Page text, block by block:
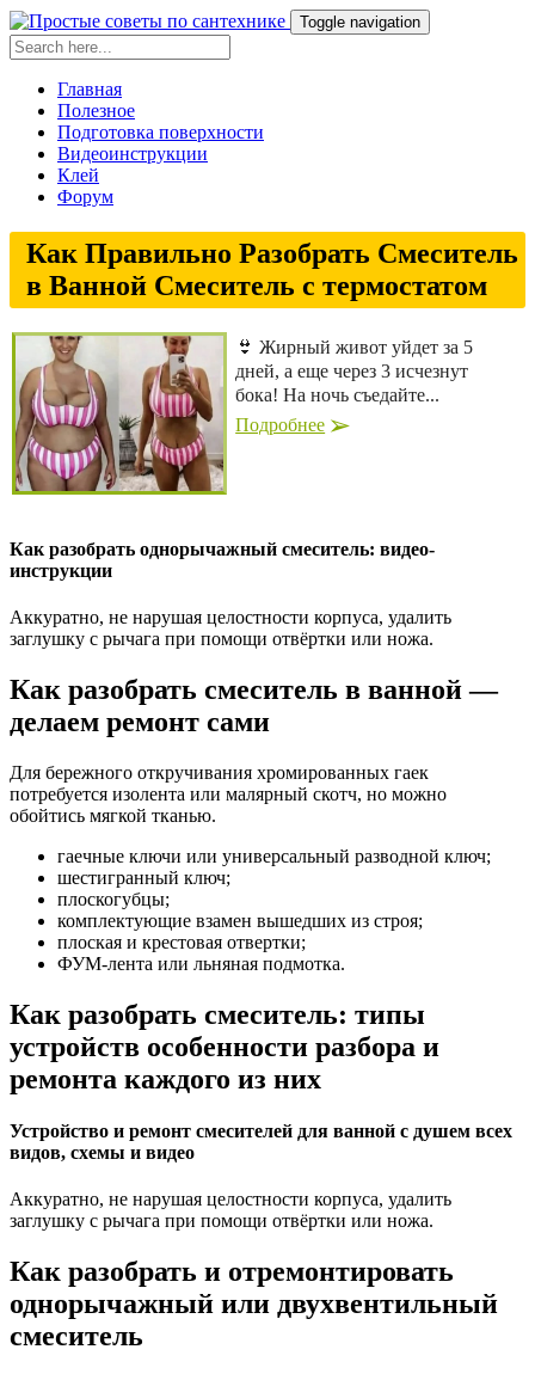
Toggle navigation
Главная
Полезное
Подготовка поверхности
Видеоинструкции
Клей
Форум
Как Правильно Разобрать Смеситель
в Ванной Смеситель с термостатом
👙 Жирный живот уйдет за 5
дней, а еще через 3 исчезнут
бока! На ночь съедайте...
Подробнее
Как разобрать однорычажный смеситель: видео-
инструкции
Аккуратно, не нарушая целостности корпуса, удалить
заглушку с рычага при помощи отвёртки или ножа.
Как разобрать смеситель в ванной —
делаем ремонт сами
Для бережного откручивания хромированных гаек
потребуется изолента или малярный скотч, но можно
обойтись мягкой тканью.
гаечные ключи или универсальный разводной ключ;
шестигранный ключ;
плоскогубцы;
комплектующие взамен вышедших из строя;
плоская и крестовая отвертки;
ФУМ-лента или льняная подмотка.
Как разобрать смеситель: типы
устройств особенности разбора и
ремонта каждого из них
Устройство и ремонт смесителей для ванной с душем всех
видов, схемы и видео
Аккуратно, не нарушая целостности корпуса, удалить
заглушку с рычага при помощи отвёртки или ножа.
Как разобрать и отремонтировать
однорычажный или двухвентильный
смеситель